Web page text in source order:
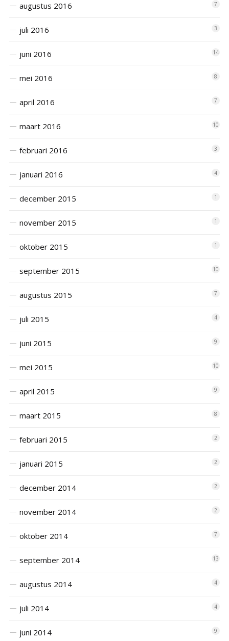
augustus 2016 7
juli 2016 3
juni 2016 14
mei 2016 8
april 2016 7
maart 2016 10
februari 2016 3
januari 2016 4
december 2015 1
november 2015 1
oktober 2015 1
september 2015 10
augustus 2015 7
juli 2015 4
juni 2015 9
mei 2015 10
april 2015 9
maart 2015 8
februari 2015 2
januari 2015 2
december 2014 2
november 2014 2
oktober 2014 7
september 2014 13
augustus 2014 4
juli 2014 4
juni 2014 9